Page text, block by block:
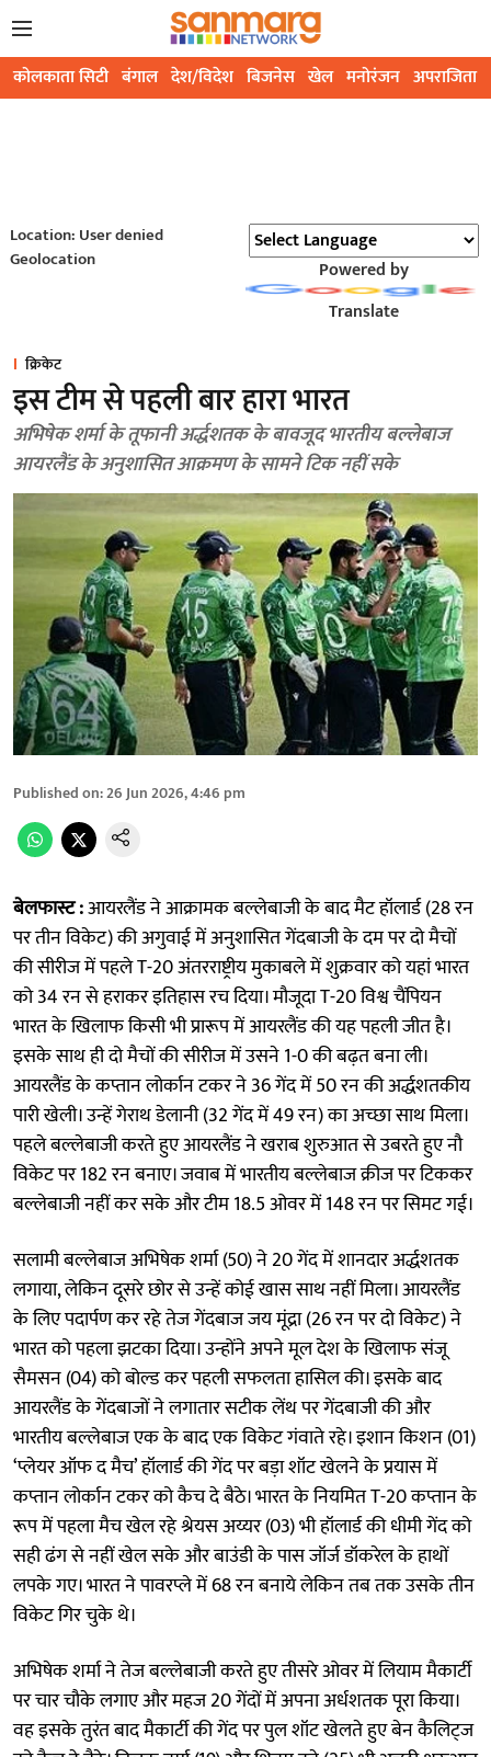
कोलकाता सिटी बंगाल देश/विदेश बिजनेस खेल मनोरंजन अपराजिता
Location: User denied
Geolocation
Powered by
Translate
क्रिकेट
इस टीम से पहली बार हारा भारत
अभिषेक शर्मा के तूफानी अर्द्धशतक के बावजूद भारतीय बल्लेबाज
आयरलैंड के अनुशासित आक्रमण के सामने टिक नहीं सके
Published on:26 Jun 2026, 4:46 pm
बेलफास्ट :आयरलैंड ने आक्रामक बल्लेबाजी के बाद मैट हॉलार्ड (28 रन
पर तीन विकेट) की अगुवाई में अनुशासित गेंदबाजी के दम पर दो मैचों
की सीरीज में पहले T-20 अंतरराष्ट्रीय मुकाबले में शुक्रवार को यहां भारत
को 34 रन से हराकर इतिहास रच दिया। मौजूदा T-20 विश्व चैंपियन
भारत के खिलाफ किसी भी प्रारूप में आयरलैंड की यह पहली जीत है।
इसके साथ ही दो मैचों की सीरीज में उसने 1-0 की बढ़त बना ली।
आयरलैंड के कप्तान लोर्कान टकर ने 36 गेंद में 50 रन की अर्द्धशतकीय
पारी खेली। उन्हें गेराथ डेलानी (32 गेंद में 49 रन) का अच्छा साथ मिला।
पहले बल्लेबाजी करते हुए आयरलैंड ने खराब शुरुआत से उबरते हुए नौ
विकेट पर 182 रन बनाए। जवाब में भारतीय बल्लेबाज क्रीज पर टिककर
बल्लेबाजी नहीं कर सके और टीम 18.5 ओवर में 148 रन पर सिमट गई।
सलामी बल्लेबाज अभिषेक शर्मा (50) ने 20 गेंद में शानदार अर्द्धशतक
लगाया, लेकिन दूसरे छोर से उन्हें कोई खास साथ नहीं मिला। आयरलैंड
के लिए पदार्पण कर रहे तेज गेंदबाज जय मूंद्रा (26 रन पर दो विकेट) ने
भारत को पहला झटका दिया। उन्होंने अपने मूल देश के खिलाफ संजू
सैमसन (04) को बोल्ड कर पहली सफलता हासिल की। इसके बाद
आयरलैंड के गेंदबाजों ने लगातार सटीक लेंथ पर गेंदबाजी की और
भारतीय बल्लेबाज एक के बाद एक विकेट गंवाते रहे। इशान किशन (01)
‘प्लेयर ऑफ द मैच’ हॉलार्ड की गेंद पर बड़ा शॉट खेलने के प्रयास में
कप्तान लोर्कान टकर को कैच दे बैठे। भारत के नियमित T-20 कप्तान के
रूप में पहला मैच खेल रहे श्रेयस अय्यर (03) भी हॉलार्ड की धीमी गेंद को
सही ढंग से नहीं खेल सके और बाउंडी के पास जॉर्ज डॉकरेल के हाथों
लपके गए। भारत ने पावरप्ले में 68 रन बनाये लेकिन तब तक उसके तीन
विकेट गिर चुके थे।
अभिषेक शर्मा ने तेज बल्लेबाजी करते हुए तीसरे ओवर में लियाम मैकार्टी
पर चार चौके लगाए और महज 20 गेंदों में अपना अर्धशतक पूरा किया।
वह इसके तुरंत बाद मैकार्टी की गेंद पर पुल शॉट खेलते हुए बेन कैलिट्ज